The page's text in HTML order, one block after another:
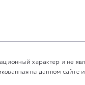
характер и не
на данном